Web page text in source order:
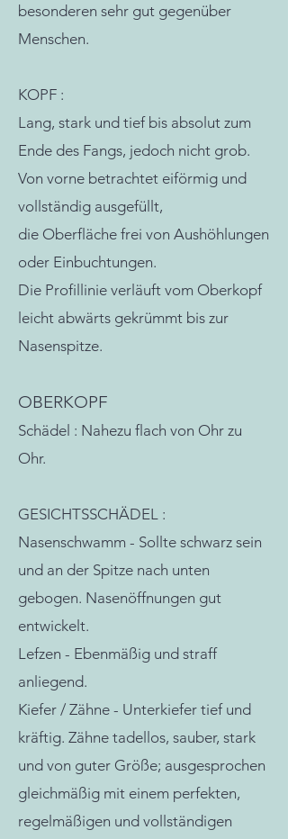
besonderen sehr gut gegenüber
Menschen.
KOPF :
Lang, stark und tief bis absolut zum
Ende des Fangs, jedoch nicht grob.
Von vorne betrachtet eiförmig und
vollständig ausgefüllt,
die Oberfläche frei von Aushöhlungen
oder Einbuchtungen.
Die Profillinie verläuft vom Oberkopf
leicht abwärts gekrümmt bis zur
Nasenspitze.
OBERKOPF
Schädel : Nahezu flach von Ohr zu
Ohr.
GESICHTSSCHÄDEL :
Nasenschwamm - Sollte schwarz sein
und an der Spitze nach unten
gebogen. Nasenöffnungen gut
entwickelt.
Lefzen - Ebenmäßig und straff
anliegend.
Kiefer / Zähne - Unterkiefer tief und
kräftig. Zähne tadellos, sauber, stark
und von guter Größe; ausgesprochen
gleichmäßig mit einem perfekten,
regelmäßigen und vollständigen